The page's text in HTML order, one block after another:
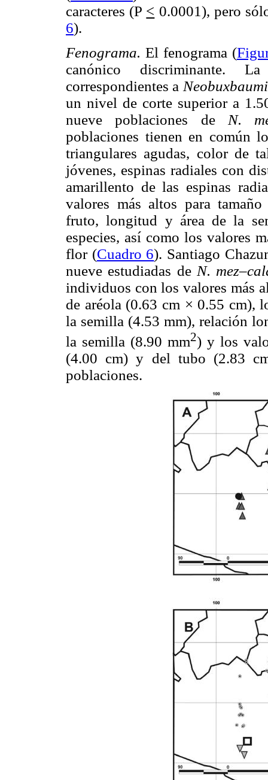
caracteres (P < 0.0001), pero
6).
Fenograma. El fenograma (
canónico discriminante.
correspondientes a
un nivel de corte superior a
nueve poblaciones de N.
poblaciones tienen en común
triangulares agudas, color de
jóvenes, espinas radiales con
amarillento de las espinas
valores más altos para
fruto, longitud y área de la
especies, así como los valores
flor (Cuadro 6). Santiago
nueve estudiadas de N.
individuos con los valores más
de aréola (0.63 cm × 0.55 cm),
la semilla (4.53 mm), relación
la semilla (8.90 mm2) y los
(4.00 cm) y del tubo (2.83
poblaciones.